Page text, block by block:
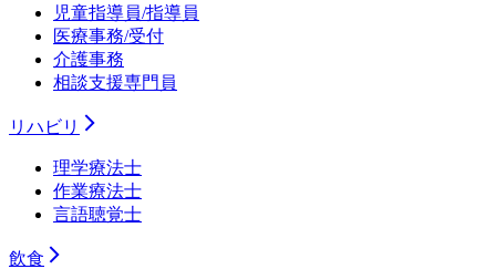
児童指導員/指導員
医療事務/受付
介護事務
相談支援専門員
リハビリ
理学療法士
作業療法士
言語聴覚士
飲食